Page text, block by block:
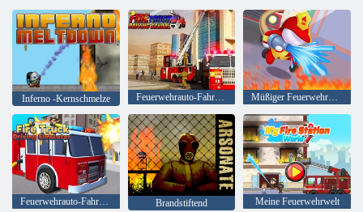
Inferno -Kernschmelze Feuerwehrauto-Fahrschule Müßiger Feuerwehrmann 3D
Feuerwehrauto-Fahrsimulator Brandstiftend Meine Feuerwehrwelt